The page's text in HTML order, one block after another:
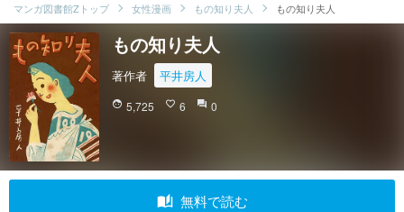
マンガ図書館Zトップ 女性漫画 もの知り夫人 もの知り夫人
もの知り夫人
著作者 平井房人
face 5,725 favorite_border 6 question_answer 0
auto_stories 無料で読む